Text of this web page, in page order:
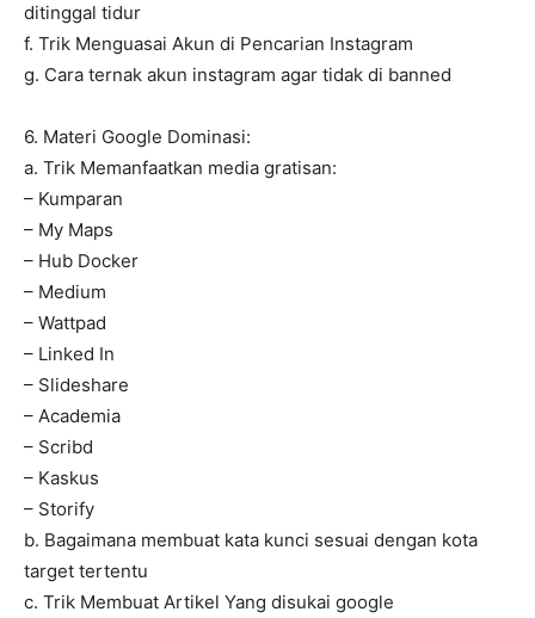
ditinggal tidur
f. Trik Menguasai Akun di Pencarian Instagram
g. Cara ternak akun instagram agar tidak di banned
6. Materi Google Dominasi:
a. Trik Memanfaatkan media gratisan:
– Kumparan
– My Maps
– Hub Docker
– Medium
– Wattpad
– Linked In
– Slideshare
– Academia
– Scribd
– Kaskus
– Storify
b. Bagaimana membuat kata kunci sesuai dengan kota
target tertentu
c. Trik Membuat Artikel Yang disukai google